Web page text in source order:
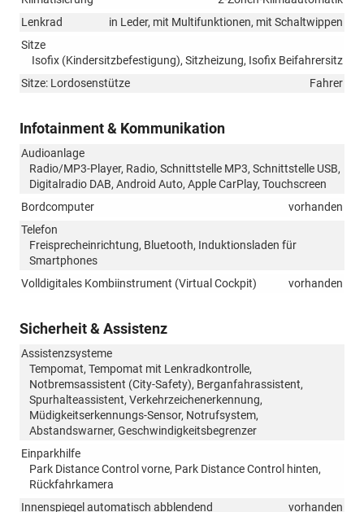
Lenkrad
in Leder, mit Multifunktionen, mit Schaltwippen
Sitze
Isofix (Kindersitzbefestigung), Sitzheizung, Isofix Beifahrersitz
Sitze: Lordosenstütze
Fahrer
Infotainment & Kommunikation
Audioanlage
Radio/MP3-Player, Radio, Schnittstelle MP3, Schnittstelle USB,
Digitalradio DAB, Android Auto, Apple CarPlay, Touchscreen
Bordcomputer
vorhanden
Telefon
Freisprecheinrichtung, Bluetooth, Induktionsladen für
Smartphones
Volldigitales Kombiinstrument (Virtual Cockpit)
vorhanden
Sicherheit & Assistenz
Assistenzsysteme
Tempomat, Tempomat mit Lenkradkontrolle,
Notbremsassistent (City-Safety), Berganfahrassistent,
Spurhalteassistent, Verkehrzeichenerkennung,
Müdigkeitserkennungs-Sensor, Notrufsystem,
Abstandswarner, Geschwindigkeitsbegrenzer
Einparkhilfe
Park Distance Control vorne, Park Distance Control hinten,
Rückfahrkamera
Innenspiegel automatisch abblendend
vorhanden